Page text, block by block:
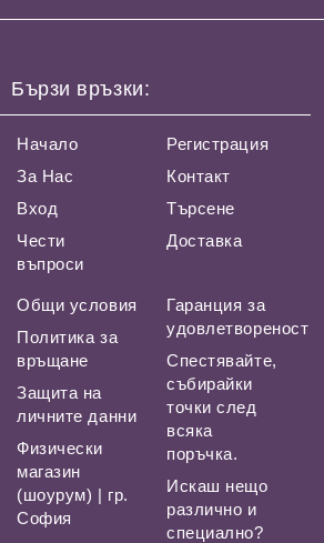
Бързи връзки:
Начало
За Нас
Вход
Чести
въпроси
Регистрация
Контакт
Търсене
Доставка
Общи условия
Политика за
връщане
Защита на
личните данни
Физически
магазин
(шоурум) | гр.
София
Гаранция за
удовлетвореност
Спестявайте,
събирайки
точки след
всяка
поръчка.
Искаш нещо
различно и
специално?